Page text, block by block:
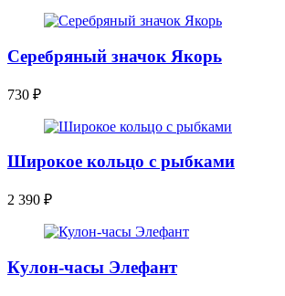
Серебряный значок Якорь
730 ₽
Широкое кольцо с рыбками
2 390 ₽
Кулон-часы Элефант